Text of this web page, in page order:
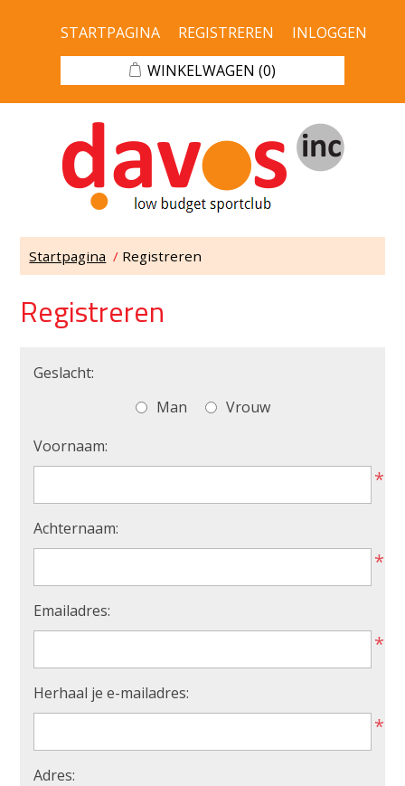
STARTPAGINA REGISTREREN
INLOGGEN
WINKELWAGEN (0)
Startpagina / Registreren
Registreren
Geslacht:
Man
Vrouw
Voornaam:
*
Achternaam:
*
Emailadres:
*
Herhaal je e-mailadres:
*
Adres: